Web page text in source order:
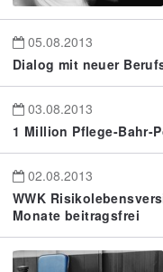
05.08.2013
Dialog mit neuer
03.08.2013
1 Million Pflege-Bahr-
02.08.2013
WWK
Monate beitragsfrei